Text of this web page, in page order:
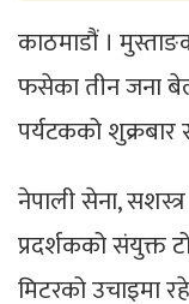
काठमाडौं ।
फसेका तीन जना
पर्यटकको
नेपाली सेना,
प्रदर्शकको संयुक्त
मिटरको उचाइमा